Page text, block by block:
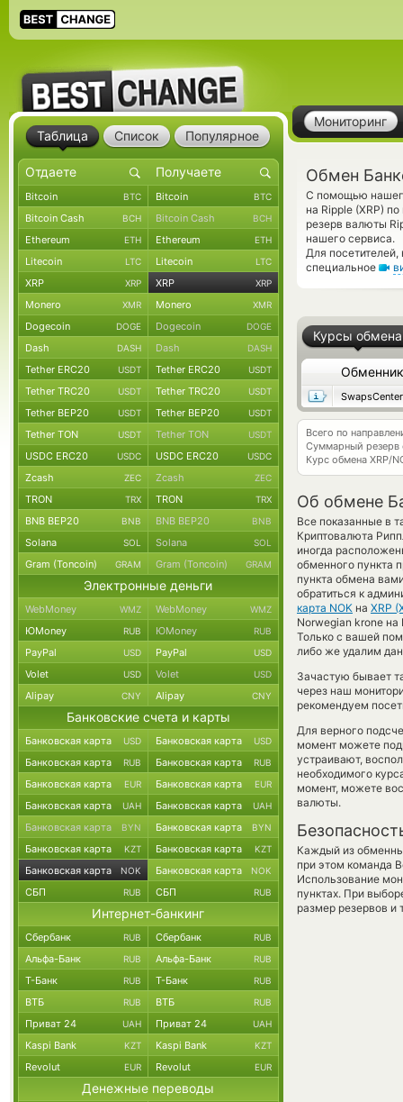
Мониторинг
Обмен
С помощью
на Ripple (XRP)
резерв валюты
нашего сервиса.
Для
специальное
Курсы обмена
Обменник
SwapsCenter
Всего по
Суммарный резерв
Курс обмена XRP/
Об обмене
Все показанные в
Криптовалюта
иногда
обменного пункта
пункта обмена
обратиться к
карта NOK на XRP
Norwegian krone на
Только с вашей
либо же удалим
Зачастую бывает
через наш
рекомендуем
Для верного
момент можете
устраивают,
необходимого
момент, можете
валюты.
Каждый из
при этом команда
Использование
пунктах. При
размер резервов и
Таблица Список Популярное
Bitcoin BTC Bitcoin BTC
Bitcoin Cash BCH Bitcoin Cash BCH
Ethereum ETH Ethereum ETH
Litecoin LTC Litecoin LTC
XRP XRP XRP XRP
Monero XMR Monero XMR
Dogecoin DOGE Dogecoin DOGE
Dash DASH Dash DASH
Tether ERC20 USDT Tether ERC20 USDT
Tether TRC20 USDT Tether TRC20 USDT
Tether BEP20 USDT Tether BEP20 USDT
Tether TON USDT Tether TON USDT
USDC ERC20 USDC USDC ERC20 USDC
Zcash ZEC Zcash ZEC
TRON TRX TRON TRX
BNB BEP20 BNB BNB BEP20 BNB
Solana SOL Solana SOL
Gram (Toncoin) GRAM Gram (Toncoin) GRAM
Электронные деньги
WebMoney WMZ WebMoney WMZ
ЮMoney RUB ЮMoney RUB
PayPal USD PayPal USD
Volet USD Volet USD
Alipay CNY Alipay CNY
Банковские счета и карты
Банковская карта USD Банковская карта USD
Банковская карта RUB Банковская карта RUB
Банковская карта EUR Банковская карта EUR
Банковская карта UAH Банковская карта UAH
Банковская карта BYN Банковская карта BYN
Банковская карта KZT Банковская карта KZT
Банковская карта NOK Банковская карта NOK
СБП RUB СБП RUB
Интернет-банкинг
Сбербанк RUB Сбербанк RUB
Альфа-Банк RUB Альфа-Банк RUB
Т-Банк RUB Т-Банк RUB
ВТБ RUB ВТБ RUB
Приват 24 UAH Приват 24 UAH
Kaspi Bank KZT Kaspi Bank KZT
Revolut EUR Revolut EUR
Денежные переводы